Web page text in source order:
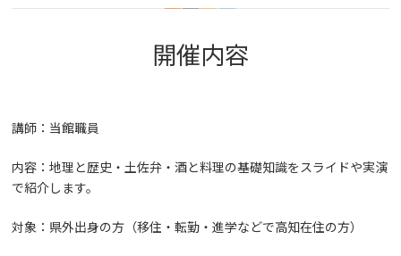
開催内容
講師：当館職員
内容：地理と歴史・土佐弁・酒と料理の基礎知識をスライドや実演
で紹介します。
対象：県外出身の方（移住・転勤・進学などで高知在住の方）